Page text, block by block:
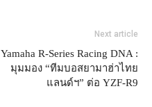
Next article
Yamaha R-Series Racing DNA :
มุมมอง “ทีมบอสยามาฮ่าไทย
แลนด์ฯ” ต่อ YZF-R9